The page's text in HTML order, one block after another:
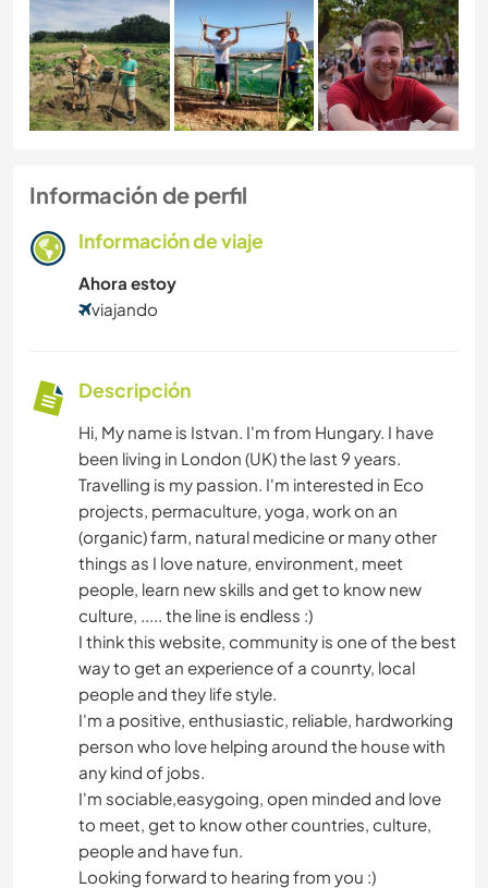
Información de perfil
Información de viaje
Ahora estoy
viajando
Descripción
Hi, My name is Istvan. I'm from Hungary. I have
been living in London (UK) the last 9 years.
Travelling is my passion. I'm interested in Eco
projects, permaculture, yoga, work on an
(organic) farm, natural medicine or many other
things as I love nature, environment, meet
people, learn new skills and get to know new
culture, ..... the line is endless :)
I think this website, community is one of the best
way to get an experience of a counrty, local
people and they life style.
I'm a positive, enthusiastic, reliable, hardworking
person who love helping around the house with
any kind of jobs.
I'm sociable,easygoing, open minded and love
to meet, get to know other countries, culture,
people and have fun.
Looking forward to hearing from you :)